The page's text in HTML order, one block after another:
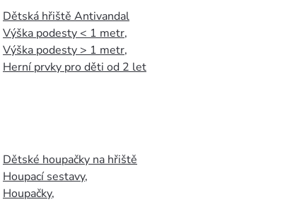
Dětská hřiště Antivandal
Výška podesty < 1 metr,
Výška podesty > 1 metr,
Herní prvky pro děti od 2 let
Dětské houpačky na hřiště
Houpací sestavy,
Houpačky,